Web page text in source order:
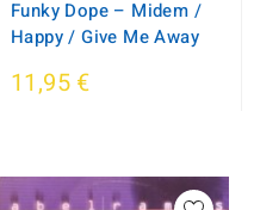
Funky Dope – Midem /
Happy / Give Me Away
11,95 €